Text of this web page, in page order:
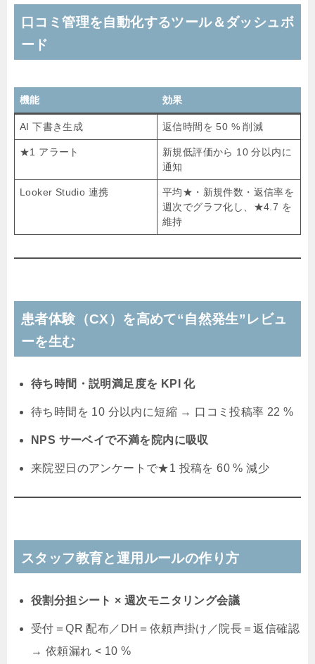
口コミ管理を自動化するツール＆ダッシュボ
ード
機能 効果
AI 下書き生成 返信時間を 50 % 削減
★1 アラート
新規低評価から 10 分以内に
通知
Looker Studio 連携
平均★・新規件数・返信率を
週次でグラフ化し、★4.7 を
維持
患者体験（CX）を高めて“自然発生”レビュ
ーを生む
待ち時間・説明満足度を KPI 化
待ち時間を 10 分以内に短縮 → 口コミ投稿率 22 %
NPS サーベイで不満を院内に吸収
来院翌日のアンケートで★1 投稿を 60 % 減少
スタッフ教育と運用ルールの作り方
役割分担シート × 週次モニタリング会議
受付＝QR 配布／DH＝依頼声掛け／院長＝返信確認
→ 依頼漏れ < 10 %